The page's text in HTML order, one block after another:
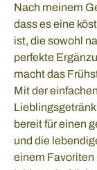
Nach meinem
dass es eine
ist, die sowohl
perfekte
macht das
Mit der
bereit für einen
und die
einem Favoriten